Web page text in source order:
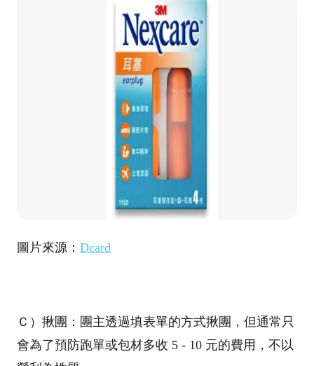
圖片來源： Dcard
Ｃ）揪團：團主透過填表單的方式揪團，但通常只
會為了預防跑單或包材多收 5 - 10 元的費用，不以